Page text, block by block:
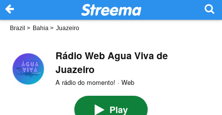
Brazil > Bahia > Juazeiro
Rádio Web Agua Viva de
Juazeiro
A rádio do momento! · Web
Play